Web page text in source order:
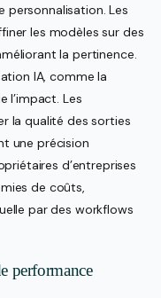
personnalisation. Les
les modèles sur des
la pertinence.
IA, comme la
l’impact. Les
la qualité des sorties
une précision
d’entreprises
de coûts,
par des workflows
performance